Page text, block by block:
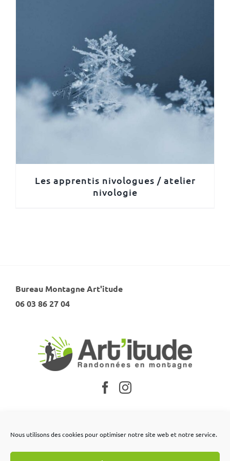
Nous utilisons des cookies pour optimiser notre site web et notre service.
Les apprentis nivologues / atelier
nivologie
Bureau Montagne Art'itude
06 03 86 27 04
Nos partenaires